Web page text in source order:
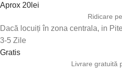
Aprox 20lei
Ridicare
Dacă locuiți în zona centrala, in
3-5 Zile
Gratis
Livrare gratuită